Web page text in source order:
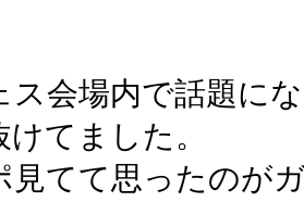
ス会場内で話題に
てました。
見てて思ったのが